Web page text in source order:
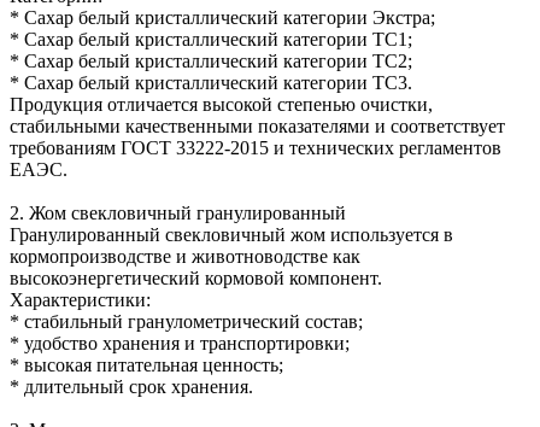
* Сахар белый кристаллический категории Экстра;
* Сахар белый кристаллический категории ТС1;
* Сахар белый кристаллический категории ТС2;
* Сахар белый кристаллический категории ТС3.
Продукция отличается высокой степенью очистки,
стабильными качественными показателями и соответствует
требованиям ГОСТ 33222-2015 и технических регламентов
ЕАЭС.
2. Жом свекловичный гранулированный
Гранулированный свекловичный жом используется в
кормопроизводстве и животноводстве как
высокоэнергетический кормовой компонент.
Характеристики:
* стабильный гранулометрический состав;
* удобство хранения и транспортировки;
* высокая питательная ценность;
* длительный срок хранения.